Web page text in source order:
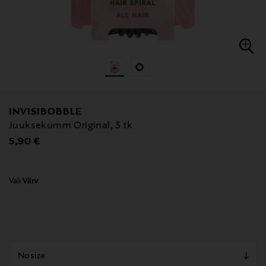
INVISIBOBBLE
Juuksekumm Original, 3 tk
Original Price
5,90 €
Vali Värv